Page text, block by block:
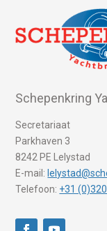
Schepenkring
Secretariaat
Parkhaven 3
8242 PE Lelystad
E-mail:
Telefoon: +31